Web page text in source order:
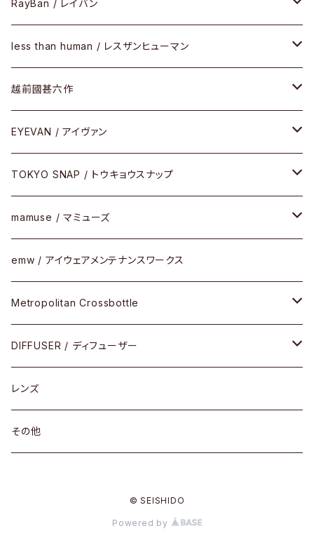
SIRMONT（サーモントシリーズ）
SUNSHIFT
ケア用品
その他
メガネフレーム
サングラス
Frogskins(フロッグスキン )
Latch(ラッチ)
その他
修理
小物
RayBan / レイバン
メガネフレーム
サングラス
その他
less than human / レスザンヒューマン
メガネフレーム
サングラス
その他
越前國甚六作
セルフレーム
メタルフレーム
コンビフレーム
EYEVAN / アイヴァン
メガネ
サングラス
その他
TOKYO SNAP / トウキョウスナップ
セルフレーム
メタルフレーム
コンビネーション
mamuse / マミューズ
セル
メタル
コンビ
emw / アイウェアメンテナンスワークス
Metropolitan Crossbottle
30cm×30cm
18cm×13cm
DIFFUSER / ディフューザー
グラスコード
メガネケース
レンズ
その他
© SEISHIDO
Powered by